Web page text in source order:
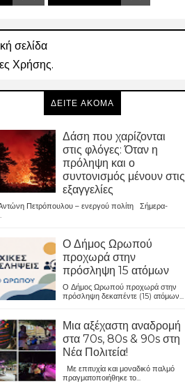
σελίδα
Χρήσης.
ΔΕΙΤΕ ΑΚΟΜΑ
Δάση που χαρίζονται
στις φλόγες: Όταν η
πρόληψη και ο
συντονισμός μένουν στις
εξαγγελίες
Πετρόπουλου – ενεργού πολίτη Σήμερα-
Ο Δήμος Ωρωπού
προχωρά στην
πρόσληψη 15 ατόμων
Ο Δήμος Ωρωπού προχωρά στην
πρόσληψη δεκαπέντε (15) ατόμων...
Μια αξέχαστη αναδρομή
στα 70s, 80s & 90s στη
Νέα Πολιτεία!
Με επιτυχία και μοναδικό παλμό
πραγματοποιήθηκε το...